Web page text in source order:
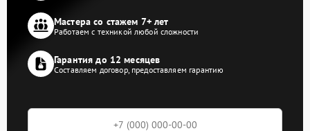
Мастера со стажем 7+ лет
Работаем с техникой любой сложности
Гарантия до 12 месяцев
Составляем договор, предоставляем гарантию